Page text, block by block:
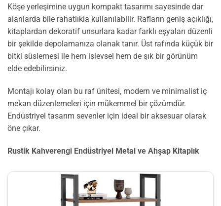
Köşe yerleşimine uygun kompakt tasarımı sayesinde dar
alanlarda bile rahatlıkla kullanılabilir. Rafların geniş açıklığı,
kitaplardan dekoratif unsurlara kadar farklı eşyaları düzenli
bir şekilde depolamanıza olanak tanır. Üst rafında küçük bir
bitki süslemesi ile hem işlevsel hem de şık bir görünüm
elde edebilirsiniz.
Montajı kolay olan bu raf ünitesi, modern ve minimalist iç
mekan düzenlemeleri için mükemmel bir çözümdür.
Endüstriyel tasarım sevenler için ideal bir aksesuar olarak
öne çıkar.
Rustik Kahverengi Endüstriyel Metal ve Ahşap Kitaplık